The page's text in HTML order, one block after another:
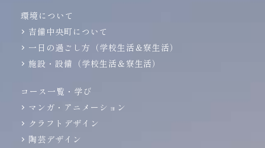
環境について
吉備中央町について
一日の過ごし方（学校生活＆寮生活）
施設・設備（学校生活＆寮生活）
コース一覧・学び
マンガ・アニメーション
クラフトデザイン
陶芸デザイン